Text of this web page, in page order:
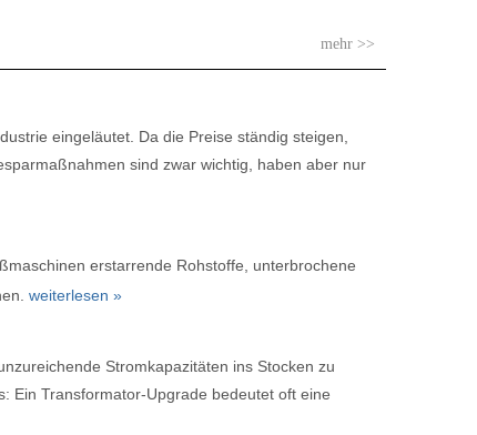
mehr >>
eingeläutet. Da die Preise ständig steigen,
sind zwar wichtig, haben aber nur
erstarrende Rohstoffe, unterbrochene
weiterlesen »
Stromkapazitäten ins Stocken zu
Ein Transformator-Upgrade bedeutet oft eine